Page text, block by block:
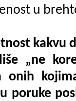
u
kakvu
„ne
onih
poruke